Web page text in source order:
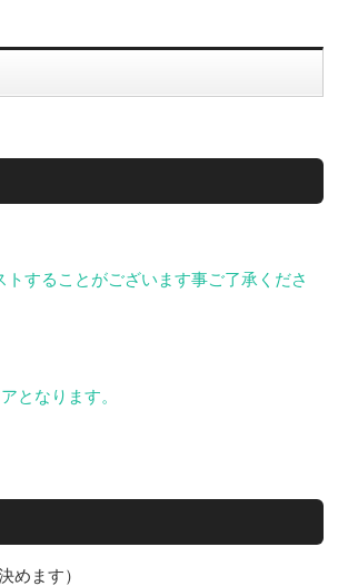
することがございます事ご了承くださ
となります。
めます）